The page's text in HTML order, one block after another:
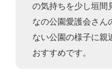
の気持ちを少し垣間
なの公園愛護会さん
ない公園の様子に親
おすすめです。